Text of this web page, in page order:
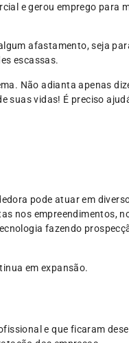
e gerou emprego para
afastamento, seja
escassas.
Não adianta apenas
suas vidas! É preciso
pode atuar em
nos empreendimentos,
fazendo
em expansão.
e que ficaram